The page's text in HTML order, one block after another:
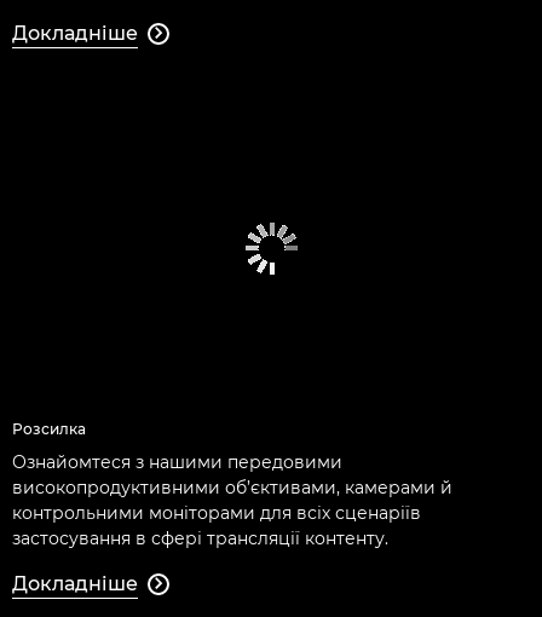
Докладніше 
Розсилка
Ознайомтеся з нашими передовими
високопродуктивними об’єктивами, камерами й
контрольними моніторами для всіх сценаріїв
застосування в сфері трансляції контенту.
Докладніше 